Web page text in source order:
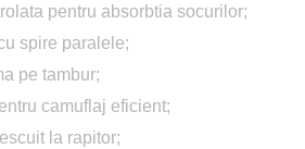
pentru absorbtia socurilor;
spire paralele;
pe tambur;
camuflaj eficient;
la rapitor;